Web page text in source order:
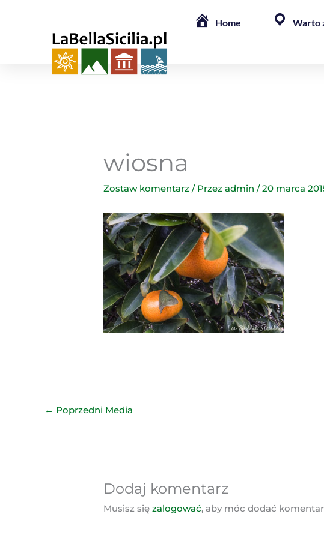
Home Warto
wiosna
Zostaw komentarz / Przezadmin/20 marca
← Poprzedni Media
Dodaj komentarz
Musisz sięzalogować, aby móc dodać